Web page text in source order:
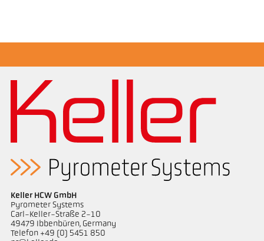
applikationsrapport Semiconductor industry
Keller HCW GmbH
Pyrometer Systems
Carl-Keller-Straße 2-10
49479 Ibbenbüren, Germany
Telefon +49 (0) 5451 850